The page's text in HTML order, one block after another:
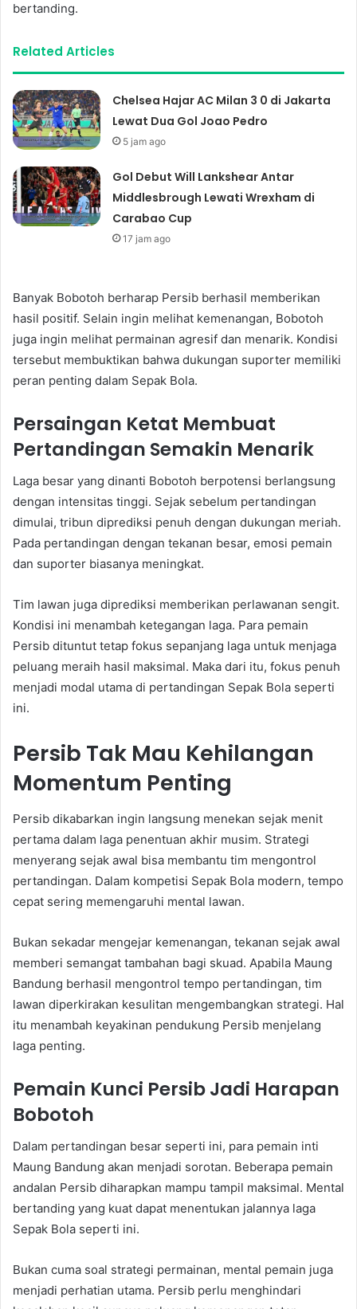
bertanding.
Related Articles
Chelsea Hajar AC Milan 3 0 di Jakarta
Lewat Dua Gol Joao Pedro
5 jam ago
Gol Debut Will Lankshear Antar
Middlesbrough Lewati Wrexham di
Carabao Cup
17 jam ago
Banyak Bobotoh berharap Persib berhasil memberikan
hasil positif. Selain ingin melihat kemenangan, Bobotoh
juga ingin melihat permainan agresif dan menarik. Kondisi
tersebut membuktikan bahwa dukungan suporter memiliki
peran penting dalam Sepak Bola.
Persaingan Ketat Membuat
Pertandingan Semakin Menarik
Laga besar yang dinanti Bobotoh berpotensi berlangsung
dengan intensitas tinggi. Sejak sebelum pertandingan
dimulai, tribun diprediksi penuh dengan dukungan meriah.
Pada pertandingan dengan tekanan besar, emosi pemain
dan suporter biasanya meningkat.
Tim lawan juga diprediksi memberikan perlawanan sengit.
Kondisi ini menambah ketegangan laga. Para pemain
Persib dituntut tetap fokus sepanjang laga untuk menjaga
peluang meraih hasil maksimal. Maka dari itu, fokus penuh
menjadi modal utama di pertandingan Sepak Bola seperti
ini.
Persib Tak Mau Kehilangan
Momentum Penting
Persib dikabarkan ingin langsung menekan sejak menit
pertama dalam laga penentuan akhir musim. Strategi
menyerang sejak awal bisa membantu tim mengontrol
pertandingan. Dalam kompetisi Sepak Bola modern, tempo
cepat sering memengaruhi mental lawan.
Bukan sekadar mengejar kemenangan, tekanan sejak awal
memberi semangat tambahan bagi skuad. Apabila Maung
Bandung berhasil mengontrol tempo pertandingan, tim
lawan diperkirakan kesulitan mengembangkan strategi. Hal
itu menambah keyakinan pendukung Persib menjelang
laga penting.
Pemain Kunci Persib Jadi Harapan
Bobotoh
Dalam pertandingan besar seperti ini, para pemain inti
Maung Bandung akan menjadi sorotan. Beberapa pemain
andalan Persib diharapkan mampu tampil maksimal. Mental
bertanding yang kuat dapat menentukan jalannya laga
Sepak Bola seperti ini.
Bukan cuma soal strategi permainan, mental pemain juga
menjadi perhatian utama. Persib perlu menghindari